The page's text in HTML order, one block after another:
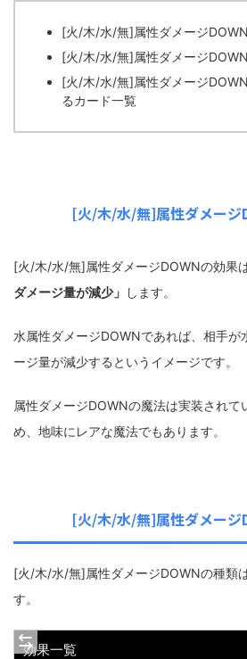
[火/木/水/無]属性ダメージ
[火/木/水/無]属性ダメージ
[火/木/水/無]属性ダメージ
るカード一覧
[火/木/水/無]属性ダメージ
[火/木/水/無]属性ダメージDOWNの効果は
ダメージ量が減少」 します。
水属性ダメージDOWNであれば、相手が
ージ量が減少するというイメージです。
属性ダメージDOWNの魔法は実装されて
め、地味にレアな魔法でもあります。
[火/木/水/無]属性ダメージ
[火/木/水/無]属性ダメージDOWNの種類
す。
効果一覧